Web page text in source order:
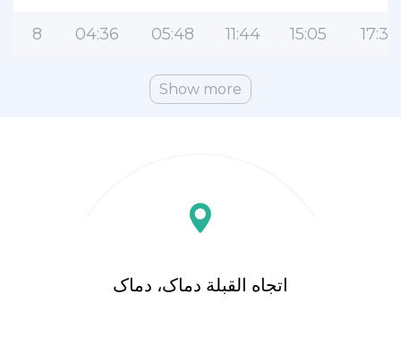
8 04:36 05:48 11:44 15:05 17:39
Show more
اتجاه القبلة دماک، دماک